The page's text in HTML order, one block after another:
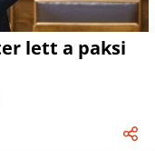
lett a paksi